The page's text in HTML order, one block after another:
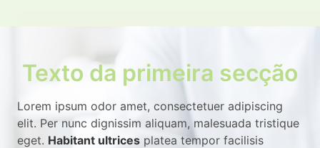
Texto da primeira secção
Lorem ipsum odor amet, consectetuer adipiscing
elit. Per nunc dignissim aliquam, malesuada tristique
eget. Habitant ultrices platea tempor facilisis